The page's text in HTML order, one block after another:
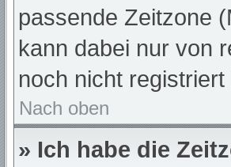
passende Zeitzone
kann dabei nur von
noch nicht
Nach oben
» Ich habe die